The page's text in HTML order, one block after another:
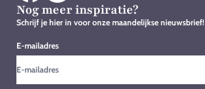
Nog meer inspiratie?
Schrijf je hier in voor onze maandelijkse nieuwsbrief!
E-mailadres